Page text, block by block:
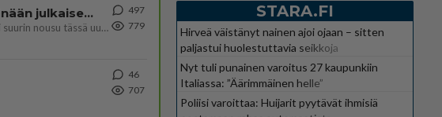
Perussuomalaisten kannatus nousi rytinällä Ylen tänään julkaisemassa tuoreimmassa gallup-kyselyssä.
https://yle.fi/a/74-20239449 Perussuomalaisilla hurja- ja ylivoimaisesti suurin nousu tässä uudessa Ylen gallupissa. Kyl
497
779
46
707
STARA.FI
Hirveä väistänyt nainen ajoi ojaan – sitten
paljastui huolestuttavia seikkoja
Nyt tuli punainen varoitus 27 kaupunkiin
Italiassa: ”Äärimmäinen helle”
Poliisi varoittaa: Huijarit pyytävät ihmisiä